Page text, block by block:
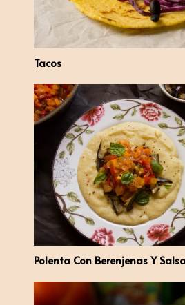
Tacos
Polenta Con Berenjenas Y